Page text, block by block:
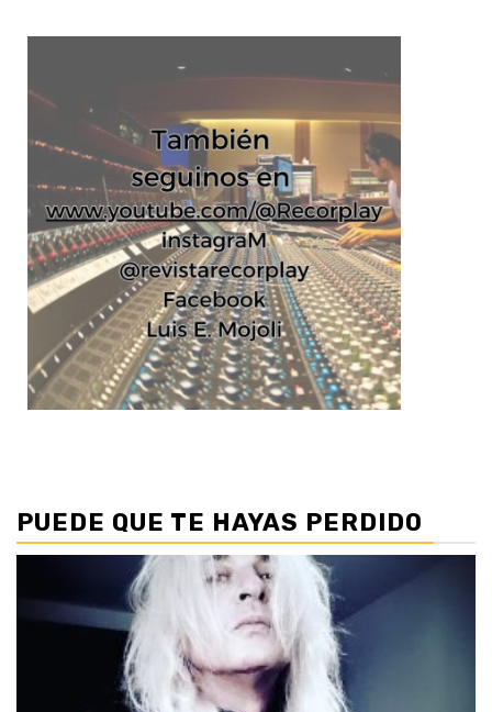
PUEDE QUE TE HAYAS PERDIDO